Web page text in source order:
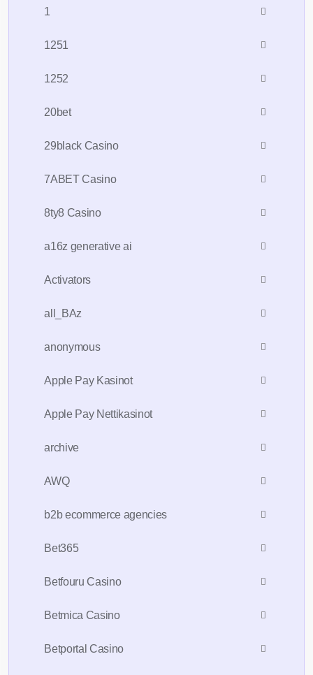
1
1251
1252
20bet
29black Casino
7ABET Casino
8ty8 Casino
a16z generative ai
Activators
all_BAz
anonymous
Apple Pay Kasinot
Apple Pay Nettikasinot
archive
AWQ
b2b ecommerce agencies
Bet365
Betfouru Casino
Betmica Casino
Betportal Casino